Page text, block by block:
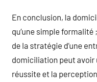
En conclusion, la
qu’une simple formalité
de la stratégie d’une
domiciliation peut
réussite et la